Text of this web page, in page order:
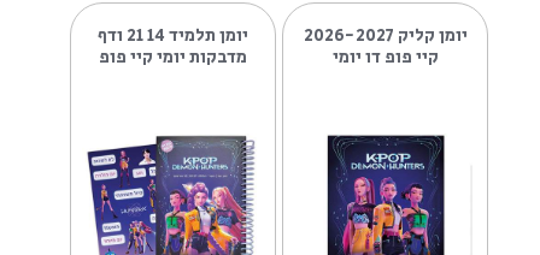
₪39.9
₪49.9
₪49.9
יומן קליק 2026-2027
קיי פופ דו יומי
יומן תלמיד 14 21 ודף
מדבקות יומי קיי פופ